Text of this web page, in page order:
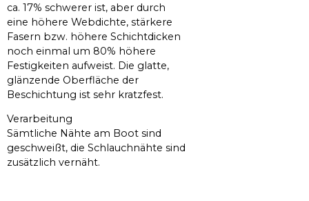
ca. 17% schwerer ist, aber durch
eine höhere Webdichte, stärkere
Fasern bzw. höhere Schichtdicken
noch einmal um 80% höhere
Festigkeiten aufweist. Die glatte,
glänzende Oberfläche der
Beschichtung ist sehr kratzfest.
Verarbeitung
Sämtliche Nähte am Boot sind
geschweißt, die Schlauchnähte sind
zusätzlich vernäht.